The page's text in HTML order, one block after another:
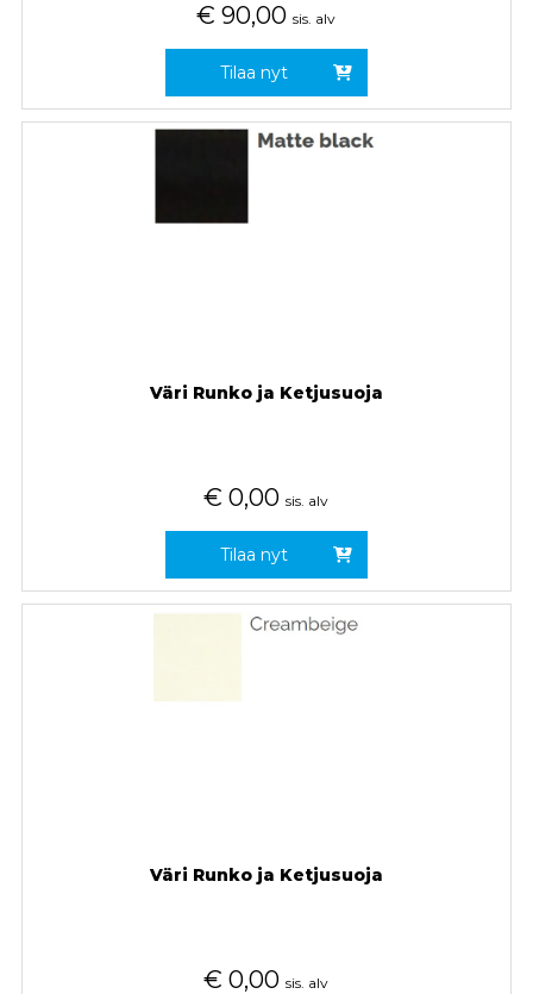
€ 90,00 sis. alv
Tilaa nyt
Väri Runko ja Ketjusuoja
€ 0,00 sis. alv
Tilaa nyt
Väri Runko ja Ketjusuoja
€ 0,00 sis. alv